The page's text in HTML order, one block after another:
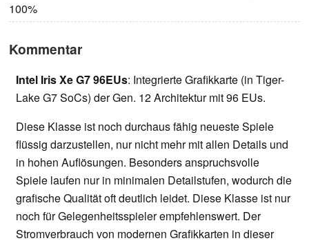
100%
Kommentar
Intel Iris Xe G7 96EUs: Integrierte Grafikkarte (in Tiger-
Lake G7 SoCs) der Gen. 12 Architektur mit 96 EUs.
Diese Klasse ist noch durchaus fähig neueste Spiele
flüssig darzustellen, nur nicht mehr mit allen Details und
in hohen Auflösungen. Besonders anspruchsvolle
Spiele laufen nur in minimalen Detailstufen, wodurch die
grafische Qualität oft deutlich leidet. Diese Klasse ist nur
noch für Gelegenheitsspieler empfehlenswert. Der
Stromverbrauch von modernen Grafikkarten in dieser